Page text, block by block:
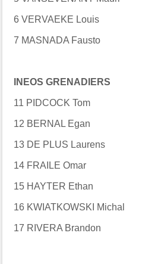
6 VERVAEKE Louis
7 MASNADA Fausto
INEOS GRENADIERS
11 PIDCOCK Tom
12 BERNAL Egan
13 DE PLUS Laurens
14 FRAILE Omar
15 HAYTER Ethan
16 KWIATKOWSKI Michal
17 RIVERA Brandon